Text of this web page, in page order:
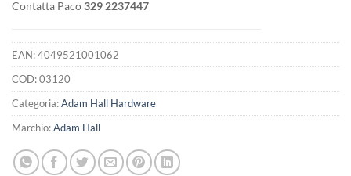
Contatta Paco329 2237447
EAN:4049521001062
COD:03120
Categoria:Adam Hall Hardware
Marchio:Adam Hall